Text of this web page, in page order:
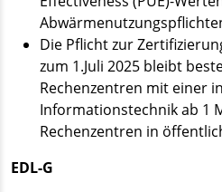
Die Pflicht zur
zum 1.Juli 2025 bleibt
Rechenzentren mit einer
Informationstechnik ab 1
Rechenzentren in
EDL-G